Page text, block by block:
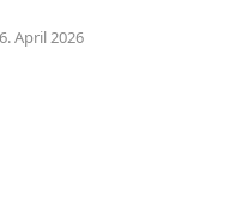
April 2026